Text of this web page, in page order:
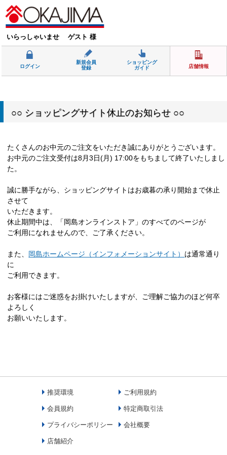
いらっしゃいませ ゲスト 様
ログイン
新規会員
登録
ショッピング
ガイド
店舗情報
○○ ショッピングサイト休止のお知らせ ○○
たくさんのお中元のご注文をいただき誠にありがとうございます。
お中元のご注文受付は8月3日(月) 17:00をもちまして終了いたしまし
た。
誠に勝手ながら、ショッピングサイトはお歳暮の承り開始まで休止
させて
いただきます。
休止期間中は、「岡島オンラインストア」のすべてのページが
ご利用になれませんので、ご了承ください。
また、 岡島ホームページ（インフォメーションサイト） は通常通り
に
ご利用できます。
お客様にはご迷惑をお掛けいたしますが、ご理解ご協力のほど何卒
よろしく
お願いいたします。
推奨環境 ご利用規約
会員規約 特定商取引法
プライバシーポリシー 会社概要
店舗紹介